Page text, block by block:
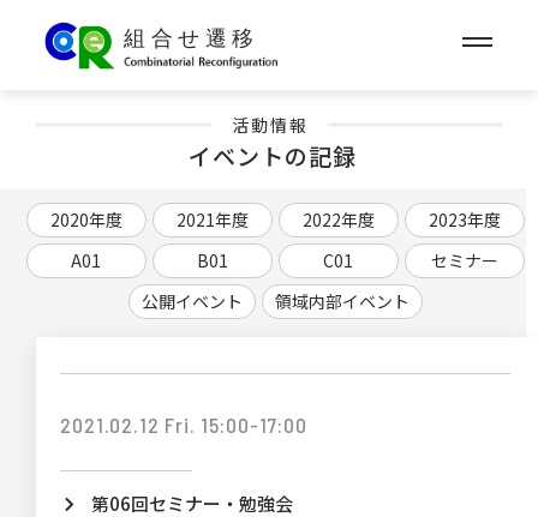
活動情報
イベントの記録
2020年度 2021年度 2022年度
2023年度
A01
B01 C01
セミナー
公開イベント
領域内部イベント
2021.02.12 Fri. 15:00-17:00
第06回セミナー・勉強会